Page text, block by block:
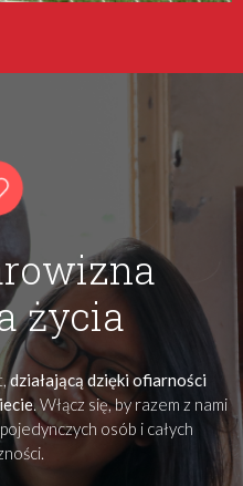
życia
działającą dzięki ofiarności
. Włącz się, by razem z nami
osób i całych